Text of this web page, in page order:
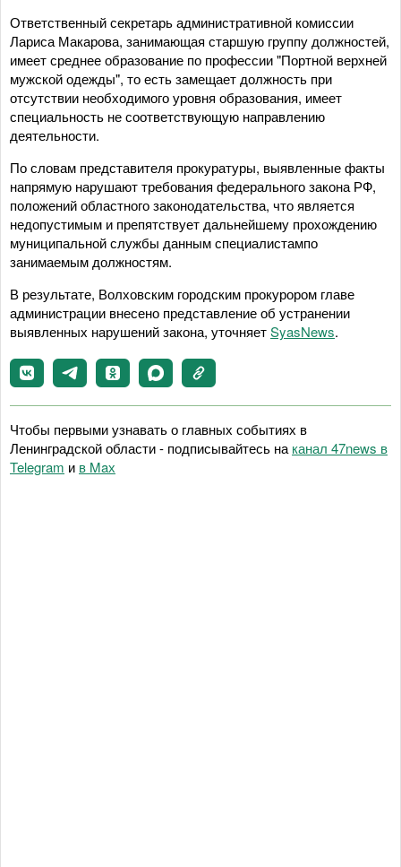
Ответственный секретарь административной комиссии
Лариса Макарова, занимающая старшую группу должностей,
имеет среднее образование по профессии "Портной верхней
мужской одежды", то есть замещает должность при
отсутствии необходимого уровня образования, имеет
специальность не соответствующую направлению
деятельности.
По словам представителя прокуратуры, выявленные факты
напрямую нарушают требования федерального закона РФ,
положений областного законодательства, что является
недопустимым и препятствует дальнейшему прохождению
муниципальной службы данным специалистампо
занимаемым должностям.
В результате, Волховским городским прокурором главе
администрации внесено представление об устранении
выявленных нарушений закона, уточняетSyasNews.
Чтобы первыми узнавать о главных событиях в
Ленинградской области - подписывайтесь на канал 47news в
Telegram и в Maх